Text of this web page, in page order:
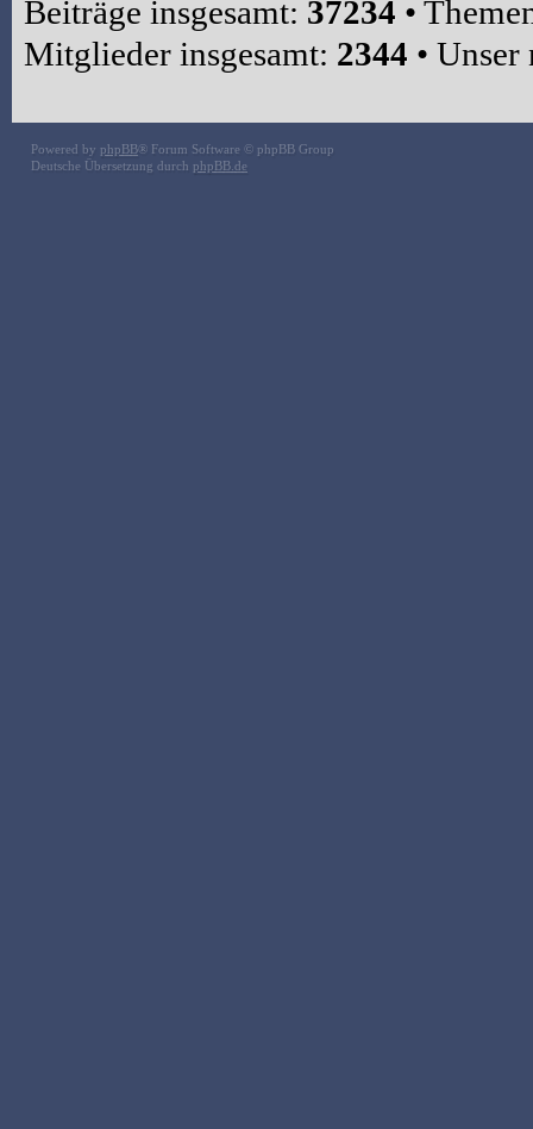
Beiträge insgesamt: 37234 •
Mitglieder insgesamt: 2344 •
Powered by phpBB® Forum Software © phpBB Group
Deutsche Übersetzung durch phpBB.de